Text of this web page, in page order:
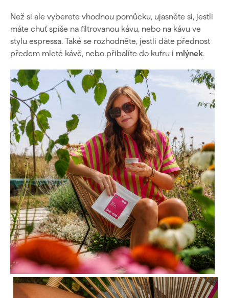
Než si ale vyberete vhodnou pomůcku, ujasněte si, jestli
máte chuť spíše na filtrovanou kávu, nebo na kávu ve
stylu espressa. Také se rozhodněte, jestli dáte přednost
předem mleté kávě, nebo přibalíte do kufru i mlýnek.